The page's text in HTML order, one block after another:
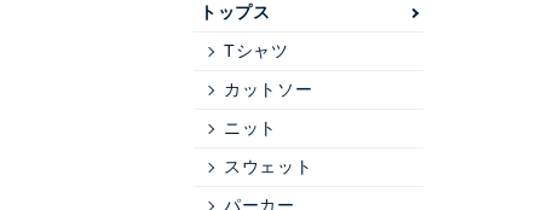
トップス
Tシャツ
カットソー
ニット
スウェット
パーカー